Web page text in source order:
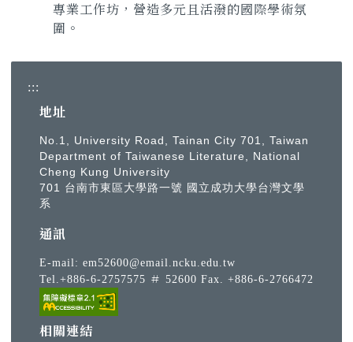
專業工作坊，營造多元且活潑的國際學術氛
圍。
:::
地址
No.1, University Road, Tainan City 701, Taiwan
Department of Taiwanese Literature, National
Cheng Kung University
701 台南市東區大學路一號 國立成功大學台灣文學
系
通訊
E-mail: em52600@email.ncku.edu.tw
Tel.+886-6-2757575 ＃ 52600 Fax. +886-6-2766472
相關連結